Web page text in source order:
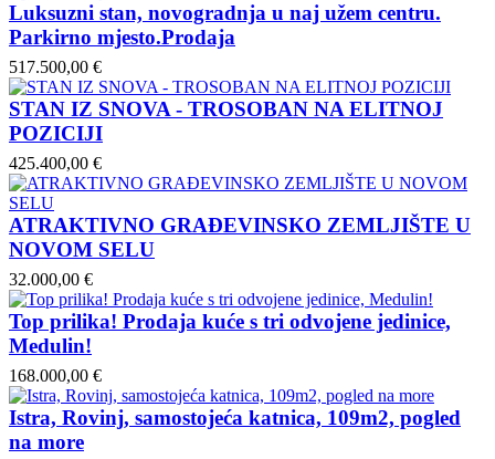
Luksuzni stan, novogradnja u naj užem centru.
Parkirno mjesto.Prodaja
517.500,00 €
STAN IZ SNOVA - TROSOBAN NA ELITNOJ
POZICIJI
425.400,00 €
ATRAKTIVNO GRAĐEVINSKO ZEMLJIŠTE U
NOVOM SELU
32.000,00 €
Top prilika! Prodaja kuće s tri odvojene jedinice,
Medulin!
168.000,00 €
Istra, Rovinj, samostojeća katnica, 109m2, pogled
na more